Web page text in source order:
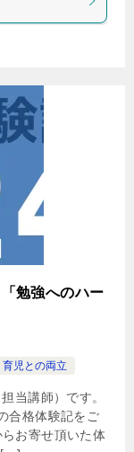
勉強へのハー
育児との両立
当講師）です。
合格体験記をご
お寄せ頂いた体